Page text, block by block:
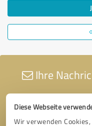
Diese Webseite
Wir verwenden
Ihre